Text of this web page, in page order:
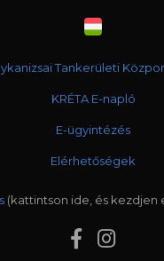
Tankerületi
KRÉTA E-napló
E-ügyintézés
Elérhetőségek